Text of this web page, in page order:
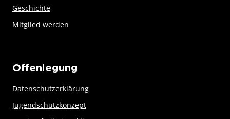
Geschichte
Mitglied werden
Offenlegung
Datenschutzerklärung
Jugendschutzkonzept